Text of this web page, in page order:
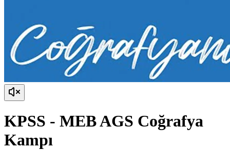
KPSS - MEB AGS Coğrafya
Kampı